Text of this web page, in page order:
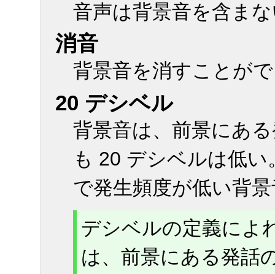
音声は背景音を含ま
消音
背景音を消すことが
20 デシベル
背景音は、前景にあ
も 20 デシベルは低
で発生頻度が低い背
デシベルの定義によ
は、前景にある発話